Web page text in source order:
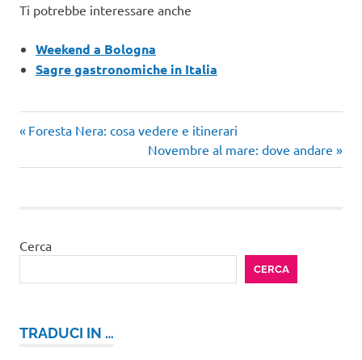
Ti potrebbe interessare anche
Weekend a Bologna
Sagre gastronomiche in Italia
Navigazione
articoli
Articolo
Foresta Nera: cosa vedere e itinerari
Articolo
successivo:
Novembre al mare: dove andare
Cerca
CERCA
TRADUCI IN …